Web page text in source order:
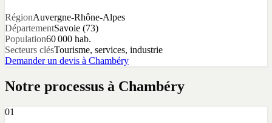
RégionAuvergne-Rhône-Alpes
DépartementSavoie (73)
Population60 000 hab.
Secteurs clésTourisme, services, industrie
Demander un devis à Chambéry
Notre processus à Chambéry
01